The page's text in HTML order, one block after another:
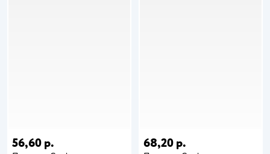
56,60 р. 68,20 р.